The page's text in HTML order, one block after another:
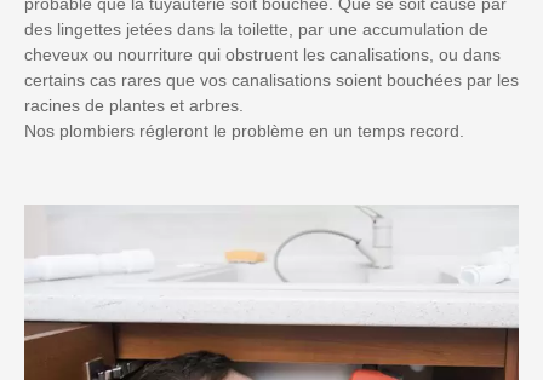
des lingettes jetées dans la toilette, par une accumulation de
cheveux ou nourriture qui obstruent les canalisations, ou dans
certains cas rares que vos canalisations soient bouchées par les
racines de plantes et arbres.
Nos plombiers régleront le problème en un temps record.